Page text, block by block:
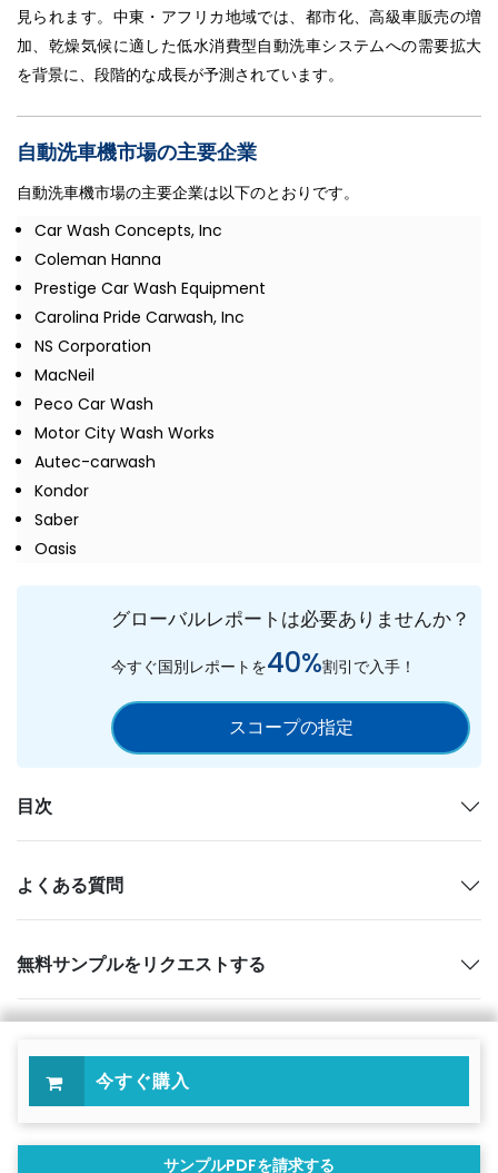
見られます。中東・アフリカ地域では、都市化、高級車販売の増
加、乾燥気候に適した低水消費型自動洗車システムへの需要拡大
を背景に、段階的な成長が予測されています。
自動洗車機市場の主要企業
自動洗車機市場の主要企業は以下のとおりです。
Car Wash Concepts, Inc
Coleman Hanna
Prestige Car Wash Equipment
Carolina Pride Carwash, Inc
NS Corporation
MacNeil
Peco Car Wash
Motor City Wash Works
Autec-carwash
Kondor
Saber
Oasis
グローバルレポートは必要ありませんか？
今すぐ国別レポートを40%割引で入手！
スコープの指定
目次
よくある質問
無料サンプルをリクエストする
今すぐ購入
サンプルPDFを請求する